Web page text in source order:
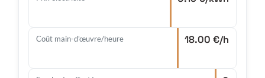
Coût main-d'œuvre/heure 18.00 €/h